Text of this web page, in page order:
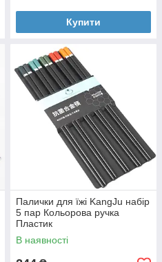
Купити
Палички для їжі KangJu набір
5 пар Кольорова ручка
Пластик
В наявності